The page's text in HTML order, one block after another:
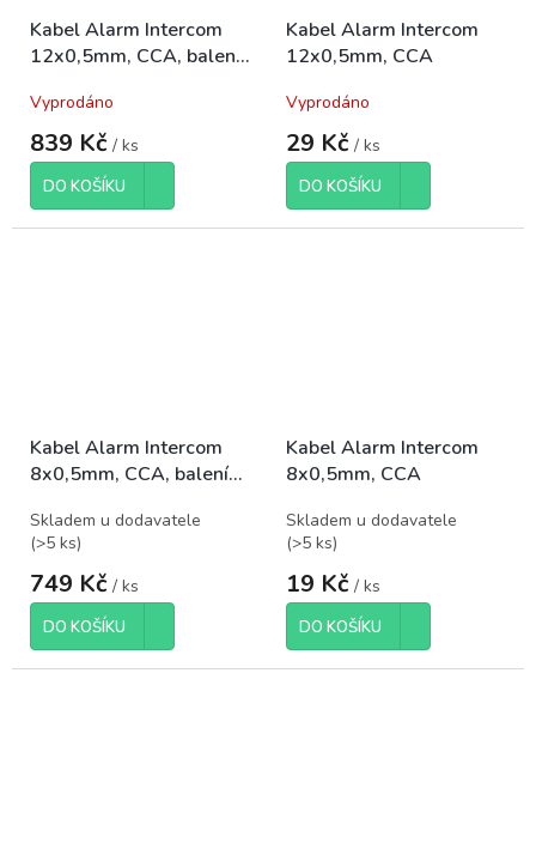
Kabel Alarm Intercom
12x0,5mm, CCA, balení
Vyprodáno
839 Kč / ks
DO KOŠÍKU
Kabel Alarm Intercom
12x0,5mm, CCA
Vyprodáno
29 Kč / ks
DO KOŠÍKU
Kabel Alarm Intercom
8x0,5mm, CCA, balení
Skladem u dodavatele
(>5 ks)
749 Kč / ks
DO KOŠÍKU
Kabel Alarm Intercom
8x0,5mm, CCA
Skladem u dodavatele
(>5 ks)
19 Kč / ks
DO KOŠÍKU